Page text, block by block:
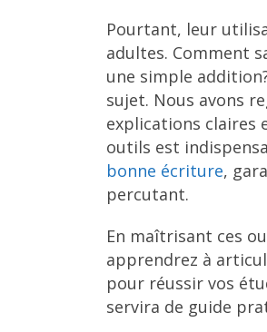
Pourtant, leur
adultes. Comment
une simple
sujet. Nous avons
explications claires
outils est
bonne écriture,
percutant.
En maîtrisant ces
apprendrez à
pour réussir vos
servira de guide